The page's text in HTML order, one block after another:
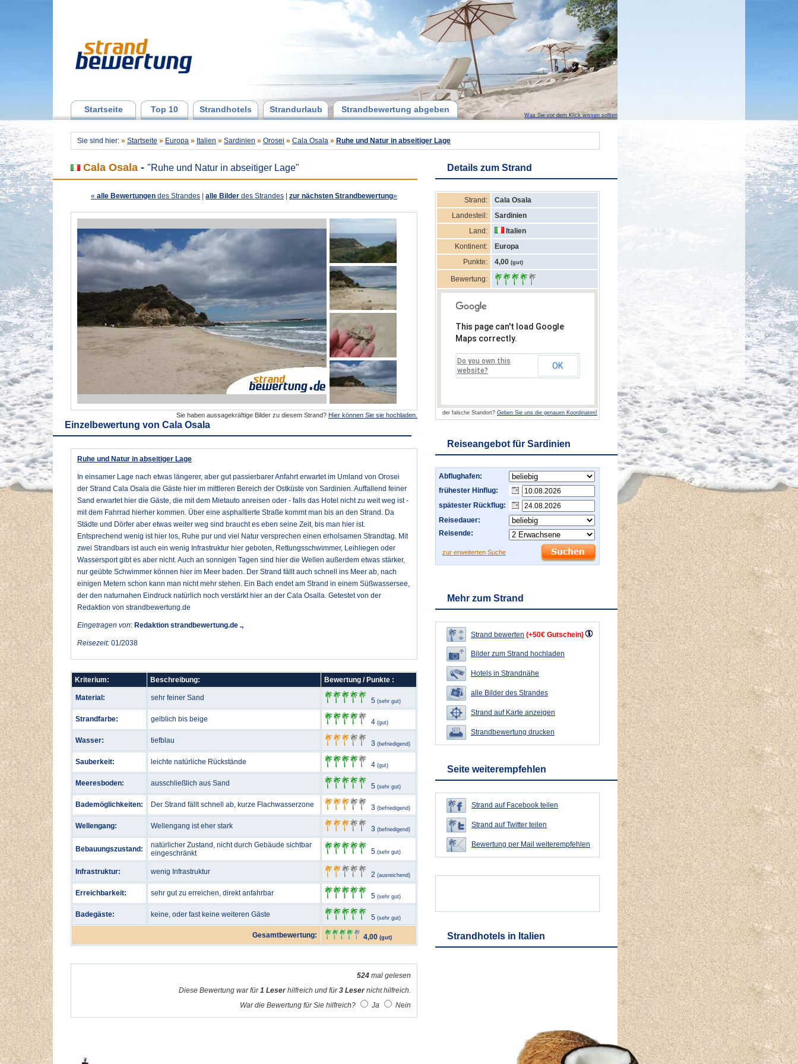
Startseite Top 10 Strandhotels Strandurlaub Strandbewertung abgeben
Was Sie vor dem Klick wissen sollten
Sie sind hier: » Startseite » Europa » Italien » Sardinien » Orosei » Cala Osala » Ruhe und Natur in abseitiger Lage
Cala Osala - "Ruhe und Natur in abseitiger Lage"
« alle Bewertungen des Strandes alle Bilder des Strandes zur nächsten Strandbewertung»
Sie haben aussagekräftige Bilder zu diesem Strand? Hier können Sie sie hochladen.
Einzelbewertung von Cala Osala
Ruhe und Natur in abseitiger Lage
In einsamer Lage nach etwas längerer, aber gut passierbarer Anfahrt erwartet im Umland von Orosei
der Strand Cala Osala die Gäste hier im mittleren Bereich der Ostküste von Sardinien. Auffallend feiner
Sand erwartet hier die Gäste, die mit dem Mietauto anreisen oder - falls das Hotel nicht zu weit weg ist -
mit dem Fahrrad hierher kommen. Über eine asphaltierte Straße kommt man bis an den Strand. Da
Städte und Dörfer aber etwas weiter weg sind braucht es eben seine Zeit, bis man hier ist.
Entsprechend wenig ist hier los, Ruhe pur und viel Natur versprechen einen erholsamen Strandtag. Mit
zwei Strandbars ist auch ein wenig Infrastruktur hier geboten, Rettungsschwimmer, Leihliegen oder
Wassersport gibt es aber nicht. Auch an sonnigen Tagen sind hier die Wellen außerdem etwas stärker,
nur geübte Schwimmer können hier im Meer baden. Der Strand fällt auch schnell ins Meer ab, nach
einigen Metern schon kann man nicht mehr stehen. Ein Bach endet am Strand in einem Süßwassersee,
der den naturnahen Eindruck natürlich noch verstärkt hier an der Cala Osalla. Getestet von der
Redaktion von strandbewertung.de
Eingetragen von: Redaktion strandbewertung.de .,
Reisezeit: 01/2038
Kriterium: Beschreibung: Bewertung / Punkte :
Material: sehr feiner Sand 5 (sehr gut)
Strandfarbe: gelblich bis beige 4 (gut)
Wasser: tiefblau 3 (befriedigend)
Sauberkeit: leichte natürliche Rückstände 4 (gut)
Meeresboden: ausschließlich aus Sand 5 (sehr gut)
Bademöglichkeiten: Der Strand fällt schnell ab, kurze Flachwasserzone 3 (befriedigend)
Wellengang: Wellengang ist eher stark 3 (befriedigend)
Bebauungszustand:
natürlicher Zustand, nicht durch Gebäude sichtbar
eingeschränkt
5 (sehr gut)
Infrastruktur: wenig Infrastruktur 2 (ausreichend)
Erreichbarkeit: sehr gut zu erreichen, direkt anfahrbar 5 (sehr gut)
Badegäste: keine, oder fast keine weiteren Gäste 5 (sehr gut)
Gesamtbewertung: 4,00 (gut)
524 mal gelesen
Diese Bewertung war für1 Leserhilfreich und für3 Lesernicht hilfreich.
War die Bewertung für Sie hilfreich?
Ja Nein
Details zum Strand
Strand:
Cala Osala
Landesteil:
Sardinien
Land:
Italien
Kontinent:
Europa
Punkte:
4,00 (gut)
Bewertung:
This page can't load Google
Maps correctly.
Do you own this
website?
OK
der falsche Standort? Geben Sie uns die genauen Koordinaten!
Reiseangebot für Sardinien
Abflughafen:
frühester Hinflug:
spätester Rückflug:
Reisedauer:
Reisende:
zur erweiterten Suche
Mehr zum Strand
Strand bewerten (+50€ Gutschein)
Bilder zum Strand hochladen
Hotels in Strandnähe
alle Bilder des Strandes
Strand auf Karte anzeigen
Strandbewertung drucken
Seite weiterempfehlen
Strand auf Facebook teilen
Strand auf Twitter teilen
Bewertung per Mail weiterempfehlen
Strandhotels in Italien